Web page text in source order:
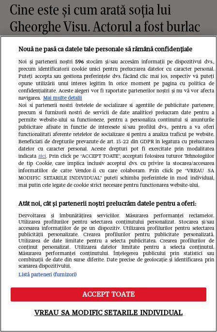
Cine este și cum arată soția lui
Gheorghe Visu. Actorul a fost burlac
până la 50 de ani: "Soția mea e
familia mea și singurul om care-mi
cunoaște fricile"
Ioana Ginghină, emoții înainte de
majoratul fiicei sale, cu 30 de
invitați: „O să fie și alcool la
petrecere, pentru că au 18 ani și nu
mai pot să spun NU”. Ce relație are
Meniu Caută
Nouă ne pasă ca datele tale personale să rămână confidențiale
Noi și partenerii noștri 596stocăm și/sau accesăm informații pe dispozitivul dvs.,
precum identificatorii cookie unici pentru prelucrarea datelor cu caracter personal.
Puteți accepta sau gestiona preferințele dvs. făcând clic mai jos, respectiv vă puteți
opune utilizării unui interes legitim în orice moment pe pagina cu politica de
confidențialitate. Aceste alegeri vor fi raportate partenerilor noștri și nu vă vor afecta
navigarea. Mai multe detalii
Noi si partenerii nostri (retelele de socializare si agentiile de publicitate partenere,
precum si furnizorii nostri de servicii de date analitice) prelucram date pentru a
permite website-ului sa functioneze, pentru a personaliza continutul si anunturile
publicitare afisate in functie de interesele si/sau profilul dvs., pentru a va oferi
functionalitati aferente retelelor de socializare si pentru a analiza traficul pe website.
Beneficiati de drepturile prevazute de art. 15-22 din GDPR in legatura cu prelucrarea
datelor cu caracter personal. Aceste drepturi pot fi exercitate prin modalitatea
indicataaici. Prin click pe “ACCEPT TOATE”, acceptati folosirea tuturor Tehnologiilor
de tip Cookie, care implica inclusiv acceptul dvs. cu privire la stocarea/accesarea
informatiilor de catre Vendor-ii cu care colaboram. Prin click pe “VREAU SA
MODIFIC SETARILE INDIVIDUAL” puteti schimba preferintele in mod individual,
mai putin cele legate de cookie strict necesare pentru functionarea website-ului.
Atât noi, cât și partenerii noștri prelucrăm datele pentru a oferi:
Dezvoltarea și îmbunătățirea serviciilor. Măsurarea performanței reclamelor.
Utilizarea profilurilor pentru selectarea conținutului personalizat. Stocarea și/sau
accesarea informațiilor de pe un dispozitiv. Utilizarea profilurilor pentru selectarea
publicității personalizate. Crearea profilurilor pentru publicitate personalizată.
Utilizarea de date limitate pentru a selecta publicitatea. Crearea profilurilor de
conținut personalizat. Utilizarea datelor limitate pentru a selecta conținutul.
Măsurarea performanței conținutului. Înțelegerea publicului prin statistici sau
combinații de date din surse diferite. Date precise de geolocație și identificarea prin
scanarea dispozitivului.
Listă parteneri (furnizori)
ACCEPT TOATE
VREAU SA MODIFIC SETARILE INDIVIDUAL